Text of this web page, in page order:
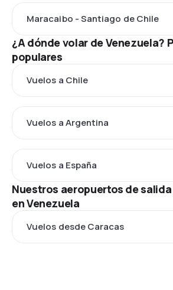
Maracaibo - Santiago de Chile
¿A dónde volar de Venezuela?
populares
Vuelos a Chile
Vuelos a Argentina
Vuelos a España
Nuestros aeropuertos de
en Venezuela
Vuelos desde Caracas